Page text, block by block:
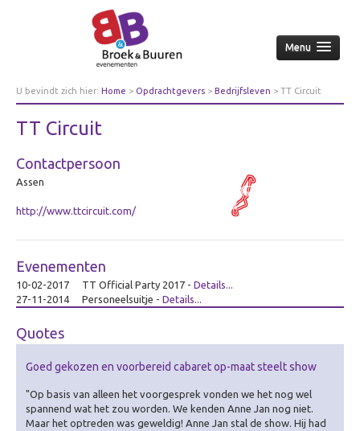
Menu
Aanpak
Nieuws & achtergrond
Wie
Contact
Opdrachtgevers
Over opdrachtgevers
Bedrijfsleven
Overheid
Zorg
Overig
Betekenisvol cadeau
U bevindt zich hier: Home > Opdrachtgevers > Bedrijfsleven > TT Circuit
TT Circuit
Contactpersoon
Assen
http://www.ttcircuit.com/
Evenementen
10-02-2017 TT Official Party 2017 - Details...
27-11-2014
Personeelsuitje - Details...
Quotes
Goed gekozen en voorbereid cabaret op-maat steelt show
"Op basis van alleen het voorgesprek vonden we het nog wel
spannend wat het zou worden. We kenden Anne Jan nog niet.
Maar het optreden was geweldig! Anne Jan stal de show. Hij had